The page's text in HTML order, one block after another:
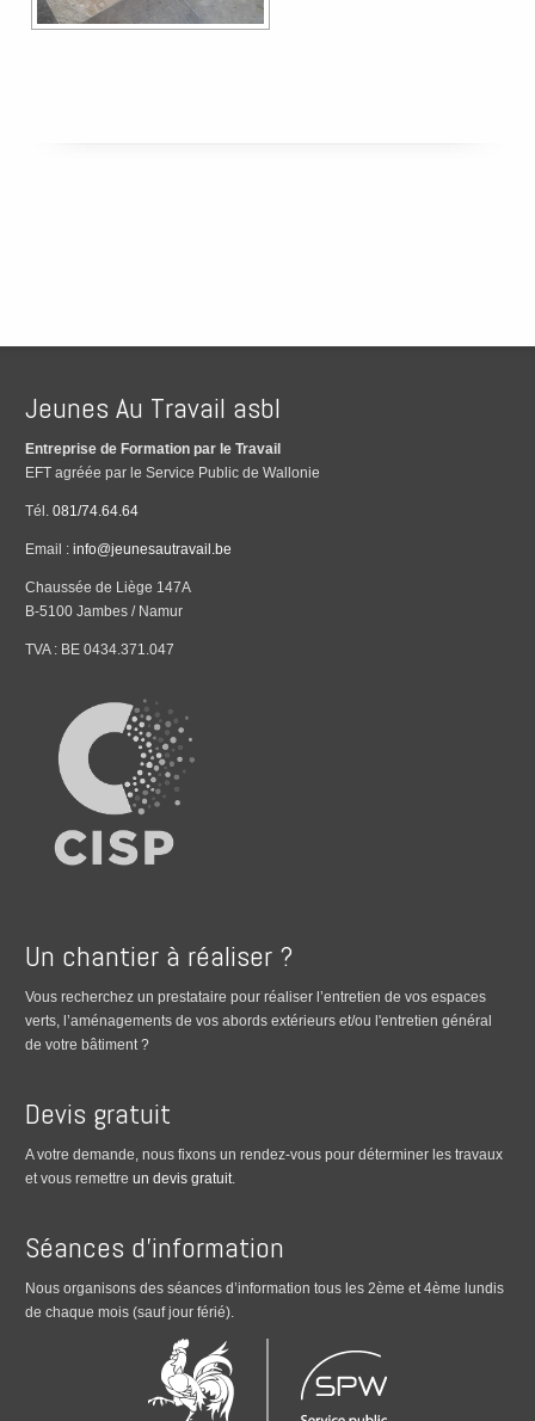
Jeunes Au Travail asbl
Entreprise de Formation par le Travail
EFT agréée par le Service Public de Wallonie
Tél.081/74.64.64
Email :info@jeunesautravail.be
Chaussée de Liège 147A
B-5100 Jambes / Namur
TVA : BE 0434.371.047
Un chantier à réaliser ?
Vous recherchez un prestataire pour réaliser l’entretien de vos espaces
verts, l’aménagements de vos abords extérieurs et/ou l'entretien général
de votre bâtiment ?
Devis gratuit
A votre demande, nous fixons un rendez-vous pour déterminer les travaux
et vous remettreun devis gratuit.
Séances d’information
Nous organisons des séances d’information tous les 2ème et 4ème lundis
de chaque mois (sauf jour férié).